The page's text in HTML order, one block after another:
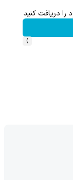
را دریافت کنید
›